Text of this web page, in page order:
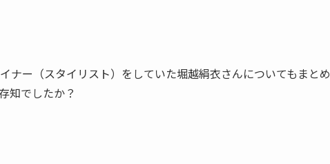
ナー（スタイリスト）をしていた堀越絹衣さんについてもまとめ
知でしたか？